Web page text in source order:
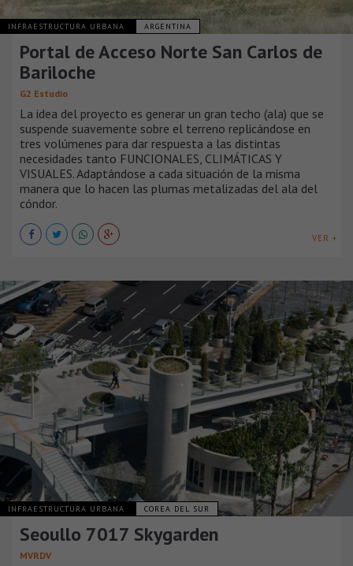
INFRAESTRUCTURA URBANA ARGENTINA
Portal de Acceso Norte San Carlos de
Bariloche
G2 Estudio
La idea del proyecto es generar un gran techo (ala) que se
suspende suavemente sobre el terreno replicándose en
tres volúmenes para dar respuesta a las distintas
necesidades tanto FUNCIONALES, CLIMÁTICAS Y
VISUALES. Adaptándose a cada situación de la misma
manera que lo hacen las plumas metalizadas del ala del
cóndor.
VER +
INFRAESTRUCTURA URBANA COREA DEL SUR
Seoullo 7017 Skygarden
MVRDV